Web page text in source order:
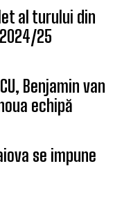
al turului din
25
Benjamin van
echipă
se impune